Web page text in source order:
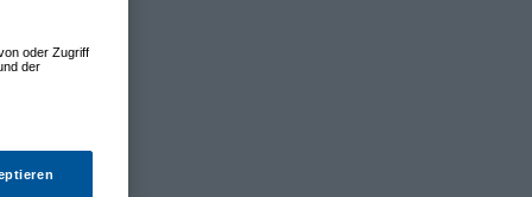
oder Zugriff
der